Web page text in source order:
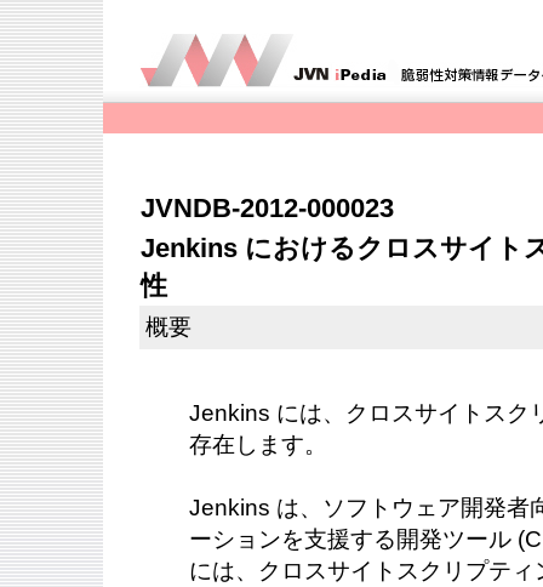
JVNDB-2012-000023
Jenkins におけるクロスサイト
性
概要
Jenkins には、クロスサイトスク
存在します。
Jenkins は、ソフトウェア開発者
ーションを支援する開発ツール
には、クロスサイトスクリプテ